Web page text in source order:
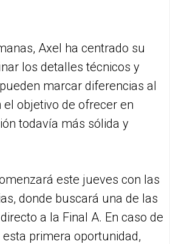
Axel ha centrado su
los detalles técnicos y
marcar diferencias al
objetivo de ofrecer en
todavía más sólida y
este jueves con las
donde buscará una de las
a la Final A. En caso de
primera oportunidad,